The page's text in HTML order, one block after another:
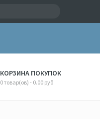
КОРЗИНА ПОКУПОК
0 товар(ов) - 0.00 руб